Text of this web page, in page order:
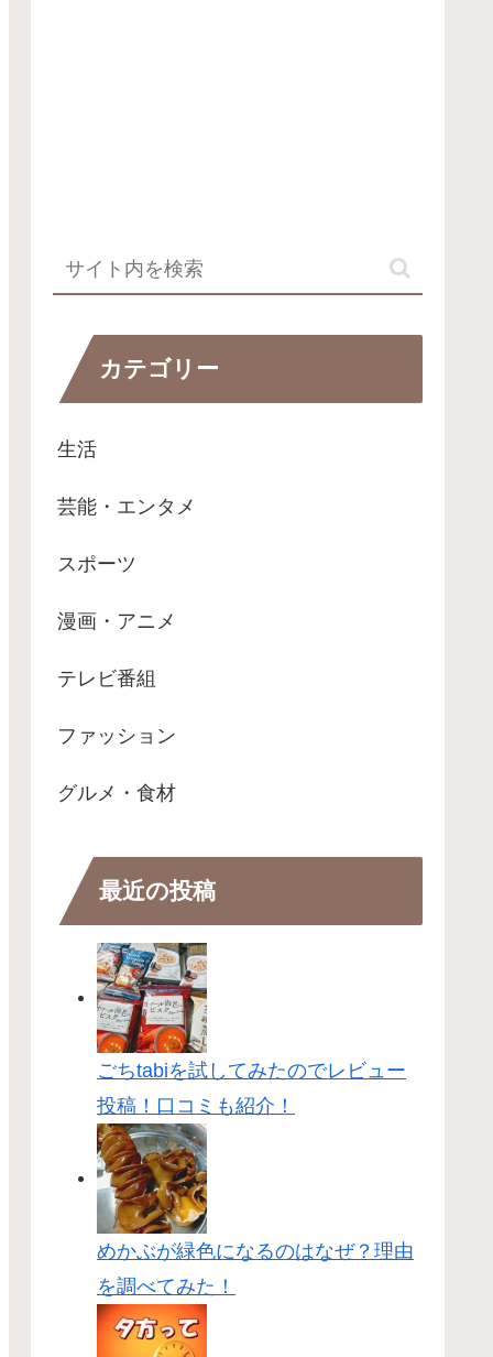
カテゴリー
生活
芸能・エンタメ
スポーツ
漫画・アニメ
テレビ番組
ファッション
グルメ・食材
最近の投稿
ごちtabiを試してみたのでレビュー
投稿！口コミも紹介！
めかぶが緑色になるのはなぜ？理由
を調べてみた！